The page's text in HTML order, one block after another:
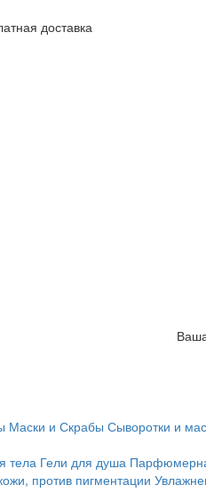
доставка
Маски и Скрабы Сыворотки и
тела Гели для душа
против пигментации